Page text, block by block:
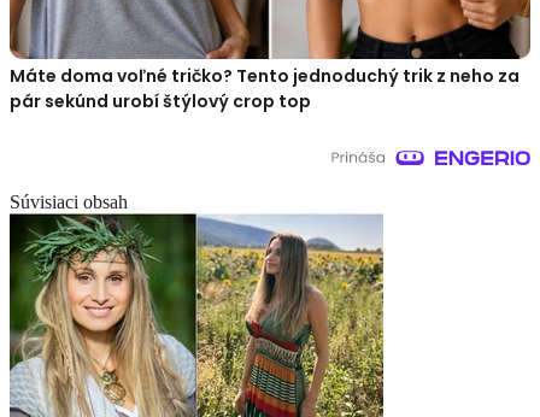
Máte doma voľné tričko? Tento jednoduchý trik z neho za
pár sekúnd urobí štýlový crop top
Súvisiaci obsah